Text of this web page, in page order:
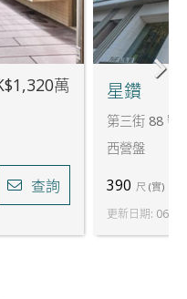
萬
查詢
星鑽
第三街 88 號
西營盤
390 尺 (實)
更新日期: